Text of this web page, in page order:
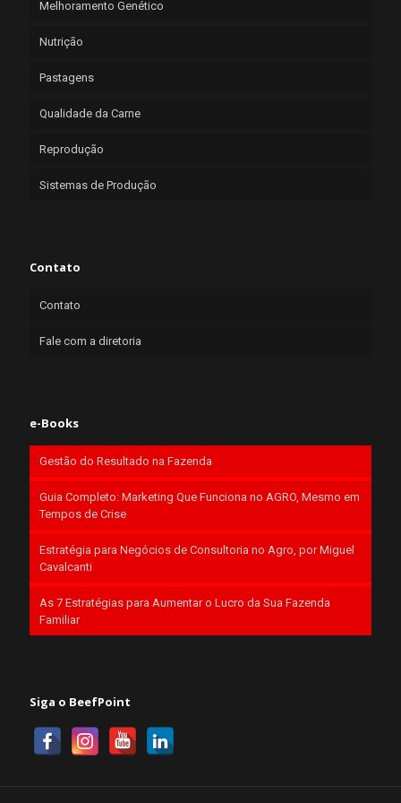
Melhoramento Genético
Nutrição
Pastagens
Qualidade da Carne
Reprodução
Sistemas de Produção
Contato
Contato
Fale com a diretoria
e-Books
Gestão do Resultado na Fazenda
Guia Completo: Marketing Que Funciona no AGRO, Mesmo em
Tempos de Crise
Estratégia para Negócios de Consultoria no Agro, por Miguel
Cavalcanti
As 7 Estratégias para Aumentar o Lucro da Sua Fazenda
Familiar
Siga o BeefPoint